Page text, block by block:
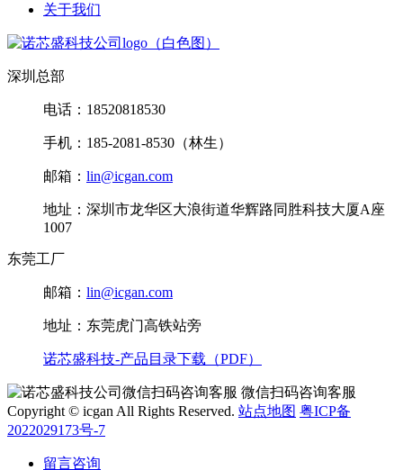
关于我们
深圳总部
电话：18520818530
手机：185-2081-8530（林生）
邮箱： lin@icgan.com
地址：深圳市龙华区大浪街道华辉路同胜科技大厦A座
1007
东莞工厂
邮箱： lin@icgan.com
地址：东莞虎门高铁站旁
诺芯盛科技-产品目录下载（PDF）
微信扫码咨询客服
Copyright © icgan All Rights Reserved. 站点地图 粤ICP备
2022029173号-7
留言咨询